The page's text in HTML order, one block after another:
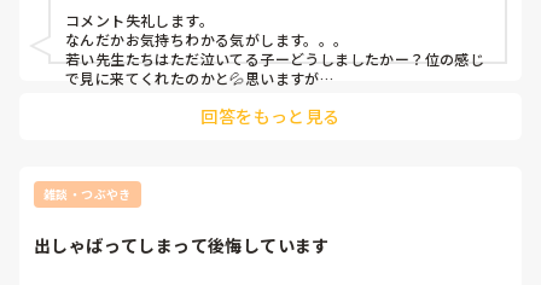
コメント失礼します。
なんだかお気持ちわかる気がします。。。
若い先生たちはただ泣いてる子ーどうしましたかー？位の感じ
で見に来てくれたのかと💦思いますが
のフォローお願いしたいところですね💦
回答をもっと見る
雑談・つぶやき
出しゃばってしまって後悔しています